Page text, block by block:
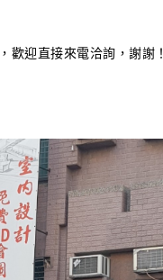
歡迎直接來電洽詢，謝謝！